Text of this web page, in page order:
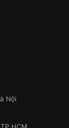
Nội